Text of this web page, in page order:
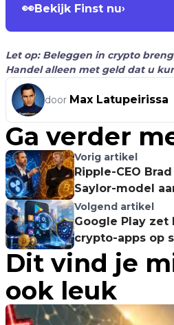
👀Bekijk Finst nu›
Let op: Beleggen in crypto
Handel alleen met geld dat u
door Max Latupeirissa
Ga verder
Vorig artikel
Ripple-CEO
Saylor-model
verhaal wint
Volgend artikel
Google Play zet
crypto-apps op
Dit vind je
ook leuk